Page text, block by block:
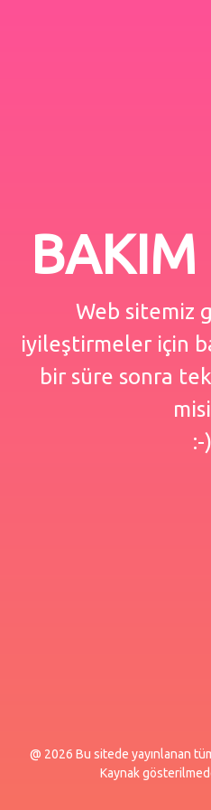
Web sitemiz
iyileştirmeler için
bir süre sonra
:-)
@ 2026 Bu sitede yayınlanan
Kaynak